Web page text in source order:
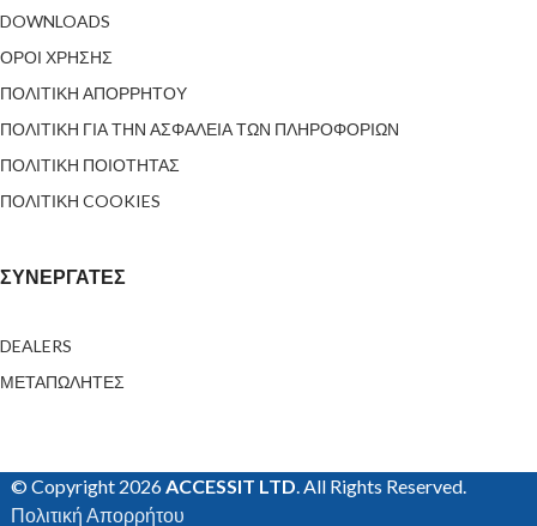
DOWNLOADS
ΟΡΟΙ ΧΡΗΣΗΣ
ΠΟΛΙΤΙΚΗ ΑΠΟΡΡΗΤΟΥ
ΠΟΛΙΤΙΚΗ ΓΙΑ ΤΗΝ ΑΣΦΑΛΕΙΑ ΤΩΝ ΠΛΗΡΟΦΟΡΙΩΝ
ΠΟΛΙΤΙΚΗ ΠΟΙΟΤΗΤΑΣ
ΠΟΛΙΤΙΚΗ COOKIES
ΣΥΝΕΡΓΑΤΕΣ
DEALERS
ΜΕΤΑΠΩΛΗΤΕΣ
© Copyright 2026ACCESSIT LTD. All Rights Reserved.
Πολιτική Απορρήτου